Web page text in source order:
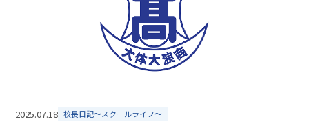
2025.07.18 校長日記～スクールライフ～